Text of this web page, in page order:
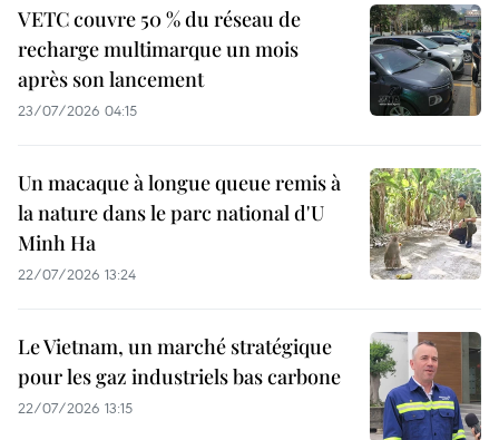
VETC couvre 50 % du réseau de
recharge multimarque un mois
après son lancement
23/07/2026 04:15
Un macaque à longue queue remis à
la nature dans le parc national d'U
Minh Ha
22/07/2026 13:24
Le Vietnam, un marché stratégique
pour les gaz industriels bas carbone
22/07/2026 13:15